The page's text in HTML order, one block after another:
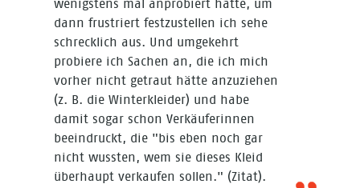
wenigstens mal anprobiert hätte, um
dann frustriert festzustellen ich sehe
schrecklich aus. Und umgekehrt
probiere ich Sachen an, die ich mich
vorher nicht getraut hätte anzuziehen
(z. B. die Winterkleider) und habe
damit sogar schon Verkäuferinnen
beeindruckt, die "bis eben noch gar
nicht wussten, wem sie dieses Kleid
überhaupt verkaufen sollen." (Zitat).